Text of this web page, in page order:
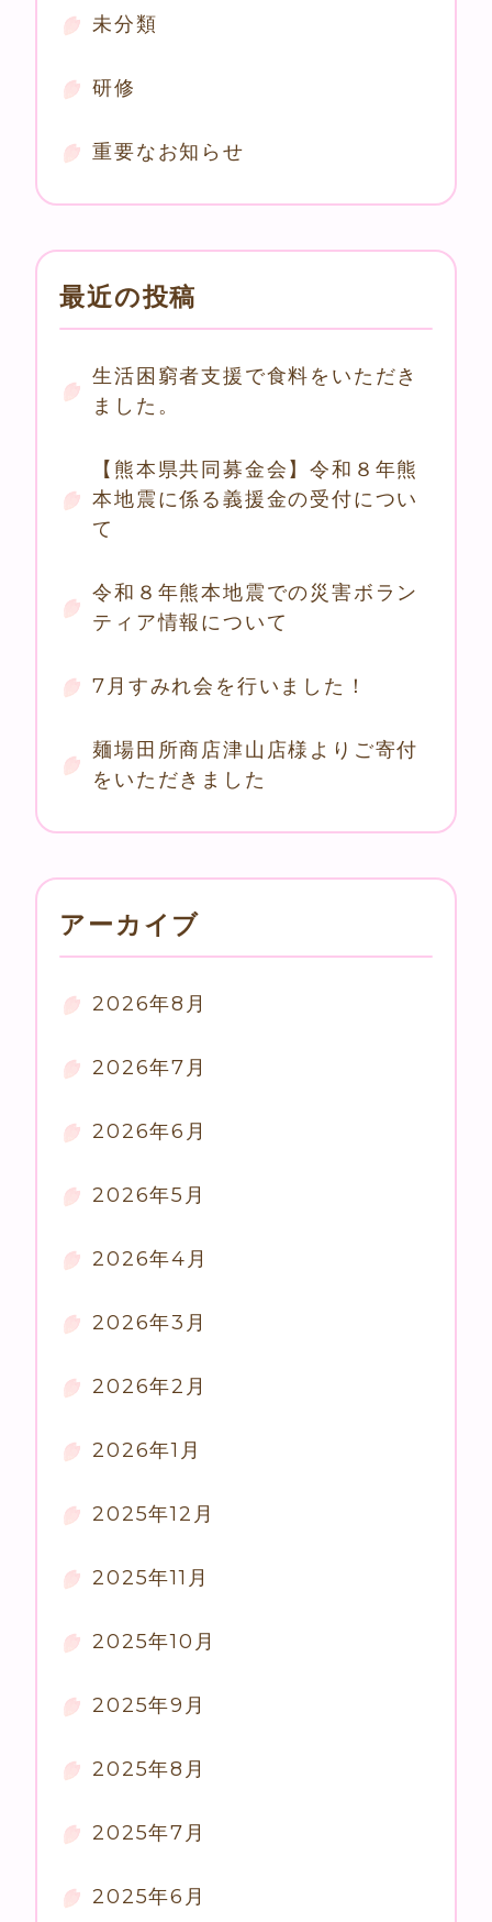
未分類
研修
重要なお知らせ
最近の投稿
生活困窮者支援で食料をいただき
ました。
【熊本県共同募金会】令和８年熊
本地震に係る義援金の受付につい
て
令和８年熊本地震での災害ボラン
ティア情報について
7月すみれ会を行いました！
麺場田所商店津山店様よりご寄付
をいただきました
アーカイブ
2026年8月
2026年7月
2026年6月
2026年5月
2026年4月
2026年3月
2026年2月
2026年1月
2025年12月
2025年11月
2025年10月
2025年9月
2025年8月
2025年7月
2025年6月